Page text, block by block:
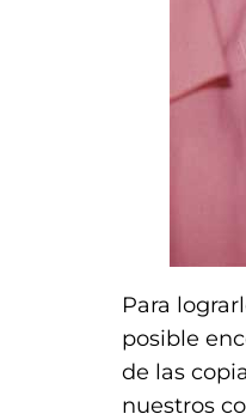
Para
posible
de las
nuestros